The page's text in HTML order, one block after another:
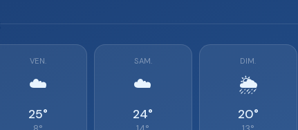
VEN.
☁️
25°
SAM.
☁️
24°
DIM.
🌦️
20°